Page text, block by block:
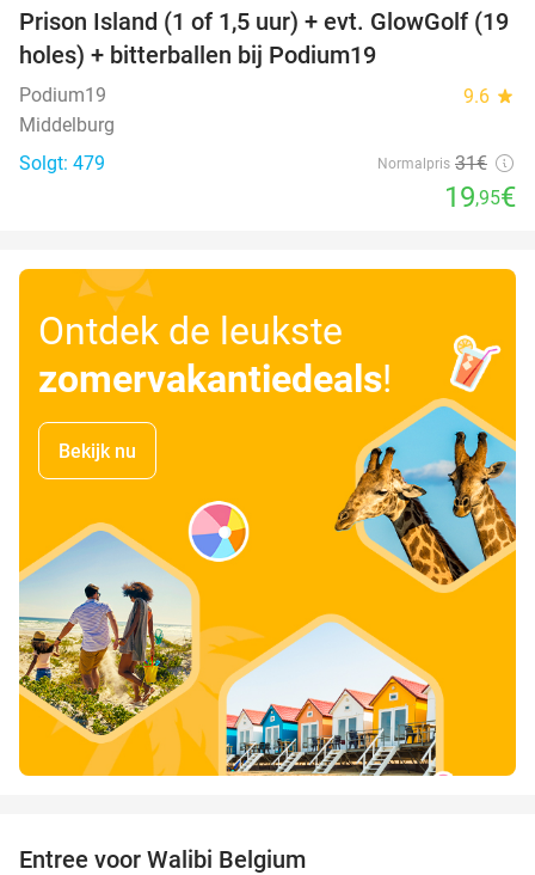
36%
Prison Island (1 of 1,5 uur) + evt. GlowGolf (19
holes) + bitterballen bij Podium19
Podium19 9.6 star
Middelburg
Solgt: 479
Normalpris 31€
19,95€
Ontdek de leukste
zomervakantiedeals!
Bekijk nu
Entree voor Walibi Belgium